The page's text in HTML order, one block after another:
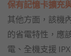
保有記憶卡擴充
其他方面，該機
的省電特性，應
電、全機支援